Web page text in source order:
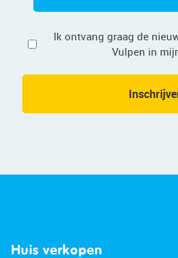
Ik ontvang graag de
Vulpen in
Huis verkopen